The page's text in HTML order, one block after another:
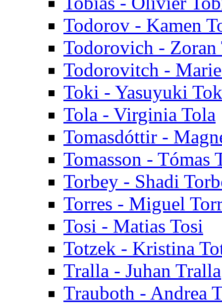
Todorov - Kamen
Todorovich -
Todorovitch -
Toki - Yasuyuki
Tola - Virginia Tola
Tomasdóttir -
Tomasson - Tómas
Torbey - Shadi
Torres - Miguel
Tosi - Matias Tosi
Totzek - Kristina
Tralla - Juhan Tralla
Trauboth - Andrea